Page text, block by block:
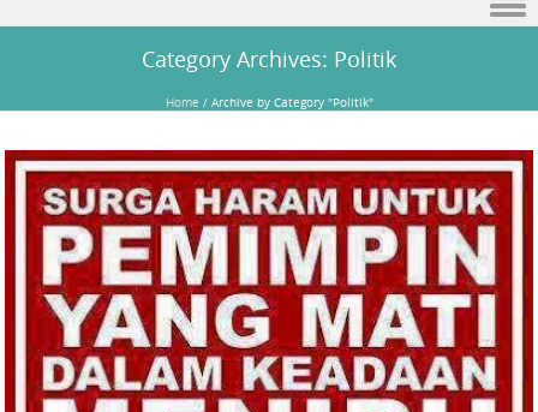
Category Archives: Politik
Home /Archive by Category "Politik"